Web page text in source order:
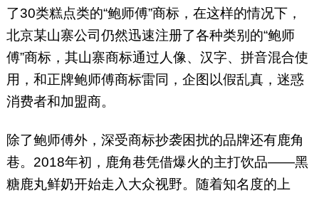
了30类糕点类的“鲍师傅”商标，在这样的情况下，
北京某山寨公司仍然迅速注册了各种类别的“鲍师
傅”商标，其山寨商标通过人像、汉字、拼音混合使
用，和正牌鲍师傅商标雷同，企图以假乱真，迷惑
消费者和加盟商。
除了鲍师傅外，深受商标抄袭困扰的品牌还有鹿角
巷。2018年初，鹿角巷凭借爆火的主打饮品——黑
糖鹿丸鲜奶开始走入大众视野。随着知名度的上